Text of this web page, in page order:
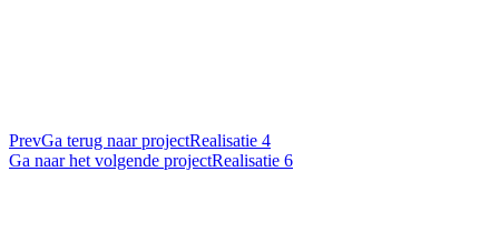
PrevGa terug naar projectRealisatie 4
Ga naar het volgende projectRealisatie 6